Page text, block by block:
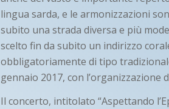
lingua sarda, e le armonizzazioni
subito una strada diversa e più
scelto fin da subito un indirizzo
obbligatoriamente di tipo
gennaio 2017, con
Il concerto, intitolato “Aspettando